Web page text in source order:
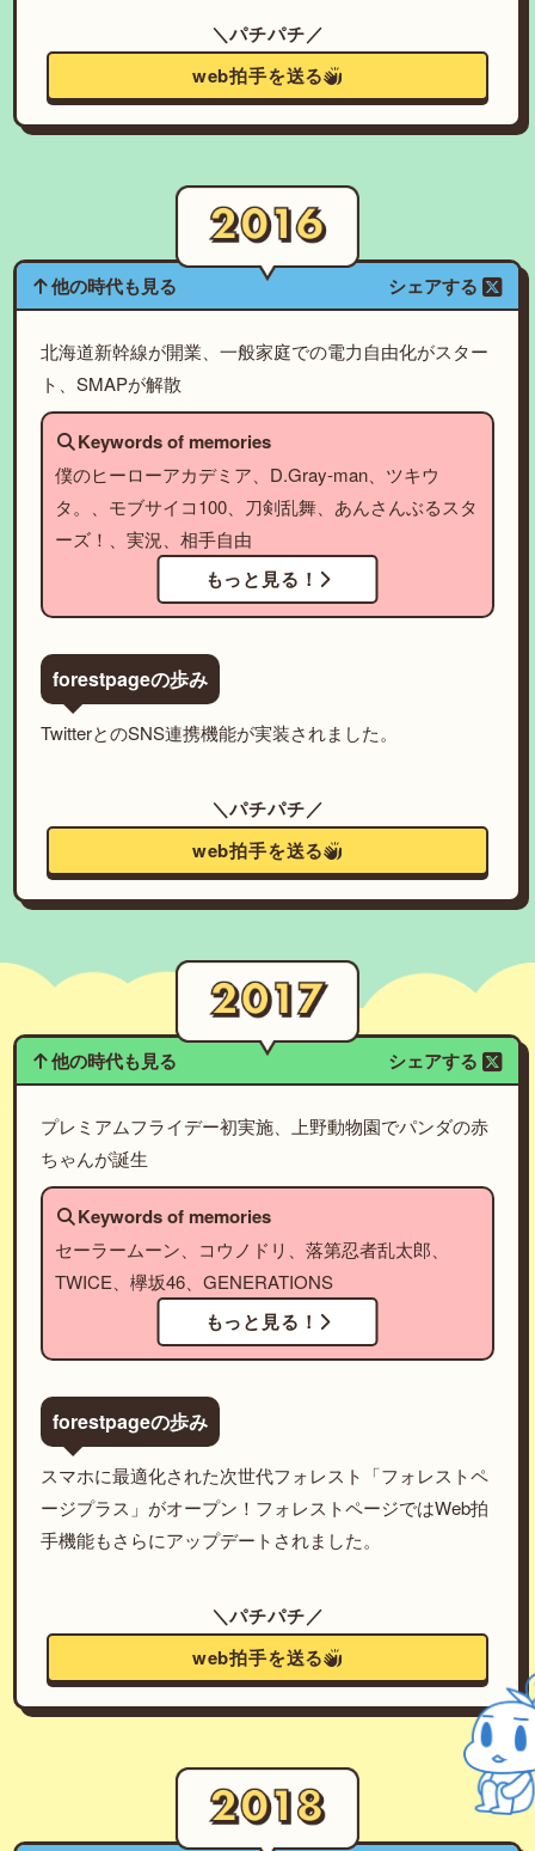
＼パチパチ／
web拍手を送る
他の時代も見る シェアする
北海道新幹線が開業、一般家庭での電力自由化がスター
ト、SMAPが解散
Keywords of memories
僕のヒーローアカデミア、D.Gray-man、ツキウ
タ。、モブサイコ100、刀剣乱舞、あんさんぶるスタ
ーズ！、実況、相手自由
もっと見る！
forestpageの歩み
TwitterとのSNS連携機能が実装されました。
＼パチパチ／
web拍手を送る
他の時代も見る シェアする
プレミアムフライデー初実施、上野動物園でパンダの赤
ちゃんが誕生
Keywords of memories
セーラームーン、コウノドリ、落第忍者乱太郎、
TWICE、欅坂46、GENERATIONS
もっと見る！
forestpageの歩み
スマホに最適化された次世代フォレスト「フォレストペ
ージプラス」がオープン！フォレストページではWeb拍
手機能もさらにアップデートされました。
＼パチパチ／
web拍手を送る